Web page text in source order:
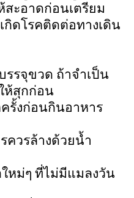
สะอาดก่อนเตรียม
กิดโรคติดต่อทางเดิน
รจุขวด ถ้าจำเป็น
ห้สุกก่อน
รั้งก่อนกินอาหาร
ควรล้างด้วยน้ำ
หม่ๆ ที่ไม่มีแมลงวัน